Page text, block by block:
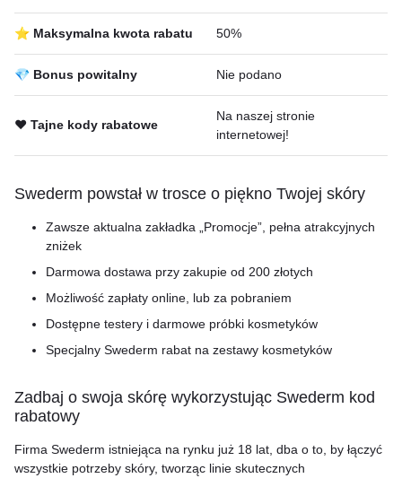
⭐ Maksymalna kwota rabatu 50%
💎 Bonus powitalny Nie podano
❤️ Tajne kody rabatowe
Na naszej stronie
internetowej!
Swederm powstał w trosce o piękno Twojej skóry
Zawsze aktualna zakładka „Promocje”, pełna atrakcyjnych
zniżek
Darmowa dostawa przy zakupie od 200 złotych
Możliwość zapłaty online, lub za pobraniem
Dostępne testery i darmowe próbki kosmetyków
Specjalny Swederm rabat na zestawy kosmetyków
Zadbaj o swoja skórę wykorzystując Swederm kod
rabatowy
Firma Swederm istniejąca na rynku już 18 lat, dba o to, by łączyć
wszystkie potrzeby skóry, tworząc linie skutecznych